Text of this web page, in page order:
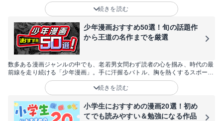
ル、サッカー、野球などの人気の王道スポーツ漫画だけでなく、フィギアス
ケートやダンス、自転車、陸上といったマイナーなスポーツ漫画まで60作品
を厳選してお届けします！スポーツ漫画が好きな方はもちろん、「試しに読
んでみたい」と思っている方や女性にも楽しめる作品が目白押しです。
続きを読む
少年漫画おすすめ50選！旬の話題作
から王道の名作までを厳選
数多ある漫画ジャンルの中でも、老若男女問わず読者の心を掴み、時代の最
前線を走り続ける「少年漫画」。手に汗握るバトル、胸を熱くするスポー
ツ、そしてSNSで爆発的な話題を呼ぶ最新作まで、その魅力は尽きることが
ありません。今回は、2026年にさらなる飛躍が期待される注目作から、世
代を超えて愛され続ける不朽の名作まで、おすすめの50作品を厳選しまし
た。あなたの日常に彩りと刺激をくれる、最高の一冊をここから見つけてく
ださい。
続きを読む
小学生におすすめの漫画20選！初め
てでも読みやすい＆勉強になる作品